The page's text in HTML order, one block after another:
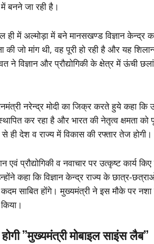
बनने जा रही है।
ही में अल्मोड़ा में बने मानसखण्ड विज्ञान
की जो मांग थी, वह पूरी हो रही है और यह
ने विज्ञान और प्रौद्योगिकी के क्षेत्र में ऊंची
नरेन्द्र मोदी का जिक्र करते हुये कहा कि
कर रहा है और भारत की नेतृत्व क्षमता को
ही देश व राज्य में विकास की रफ्तार तेज होगी।
एवं प्रौद्योगिकी व नवाचार पर उत्कृष्ट कार्य
कहा कि विज्ञान केन्द्र राज्य के छात्र-
कदम साबित होंगे। मुख्यमंत्री ने इस मौके पर
’’मुख्यमंत्री मोबाइल साइंस लैब’’